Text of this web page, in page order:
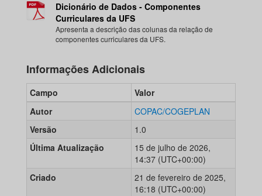
Dicionário de Dados - Componentes
Curriculares da UFS
Apresenta a descrição das colunas da relação de
componentes curriculares da UFS.
Informações Adicionais
Campo
Valor
Autor
COPAC/COGEPLAN
Versão
1.0
Última Atualização
15 de julho de 2026,
14:37 (UTC+00:00)
Criado
21 de fevereiro de 2025,
16:18 (UTC+00:00)